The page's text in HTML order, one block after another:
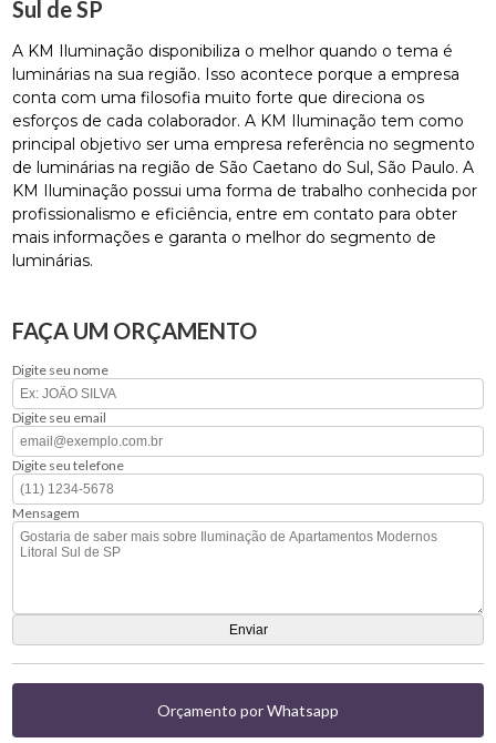
Sul de SP
A KM Iluminação disponibiliza o melhor quando o tema é
luminárias na sua região. Isso acontece porque a empresa
conta com uma filosofia muito forte que direciona os
esforços de cada colaborador. A KM Iluminação tem como
principal objetivo ser uma empresa referência no segmento
de luminárias na região de São Caetano do Sul, São Paulo. A
KM Iluminação possui uma forma de trabalho conhecida por
profissionalismo e eficiência, entre em contato para obter
mais informações e garanta o melhor do segmento de
luminárias.
FAÇA UM ORÇAMENTO
Digite seu nome
Digite seu email
Digite seu telefone
Mensagem
Orçamento por Whatsapp